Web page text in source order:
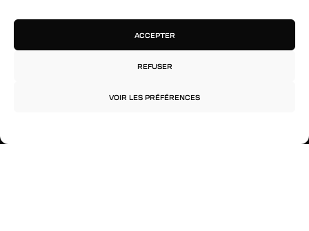
ACCEPTER
REFUSER
VOIR LES PRÉFÉRENCES
arrivages, des ventes, du contenu exclusif, des
événements et plus encore !